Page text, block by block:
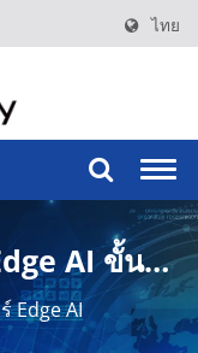
ไทย
AI ขั้นสูง
ลอดภัยของ
Edge AI